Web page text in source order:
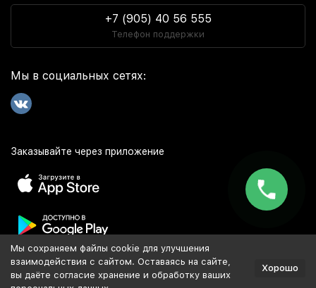
+7 (905) 40 56 555
Телефон поддержки
Мы в социальных сетях:
Заказывайте через приложение
Популярное
Мы сохраняем файлы cookie для улучшения
взаимодействия с сайтом. Оставаясь на сайте,
вы даёте согласие хранение и обработку ваших
Хорошо